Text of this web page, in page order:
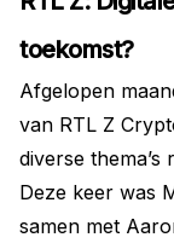
assets, maar
toekomst?
Afgelopen
van RTL Z
diverse
Deze keer was
samen met